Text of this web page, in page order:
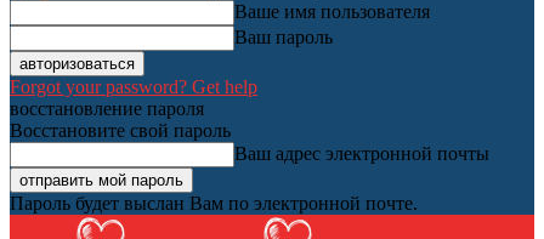
Ваше имя пользователя
Ваш пароль
Forgot your password? Get help
восстановление пароля
Восстановите свой пароль
Ваш адрес электронной почты
Пароль будет выслан Вам по электронной почте.